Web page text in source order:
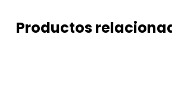
Productos